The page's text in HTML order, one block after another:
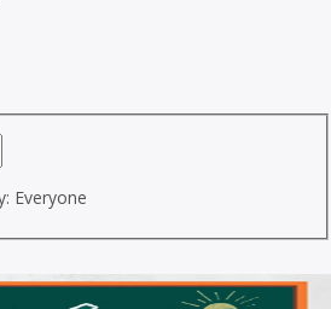
Everyone